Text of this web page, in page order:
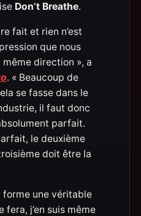
Don’t Breathe.
fait et rien n’est
que nous
direction », a
. « Beaucoup de
se fasse dans le
il faut donc
parfait.
le deuxième
doit être la
forme une véritable
fera, j’en suis même